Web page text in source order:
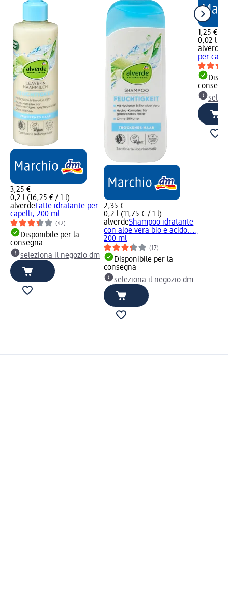
3,25 €
0,2 l (16,25 € / 1 l)
alverdeLatte idratante per
capelli, 200 ml
(42)
Disponibile per la
consegna
seleziona il negozio dm
2,35 €
0,2 l (11,75 € / 1 l)
alverdeShampoo idratante
con aloe vera bio e acido...,
200 ml
(17)
Disponibile per la
consegna
seleziona il negozio dm
1,25 €
0,02 l
alverde
per